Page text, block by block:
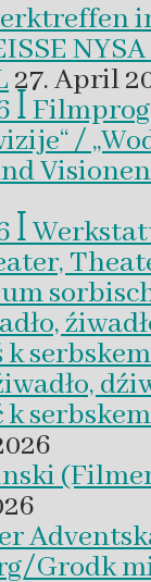
27. April
ꟾ
/
ꟾ
Grodk